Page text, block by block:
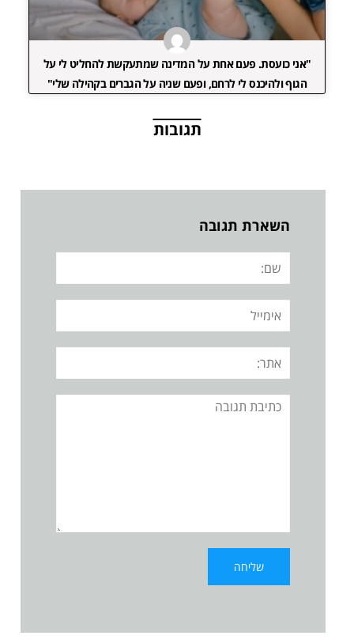
"אני כועסת. פעם אחת על המדינה שמתעקשת להחליט לי על
הגוף ולהיכנס לי לרחם, ופעם שניה על הגברים בקהילה שלי"
תגובות
השארת תגובה
שם:
אימייל
אתר:
תגובה